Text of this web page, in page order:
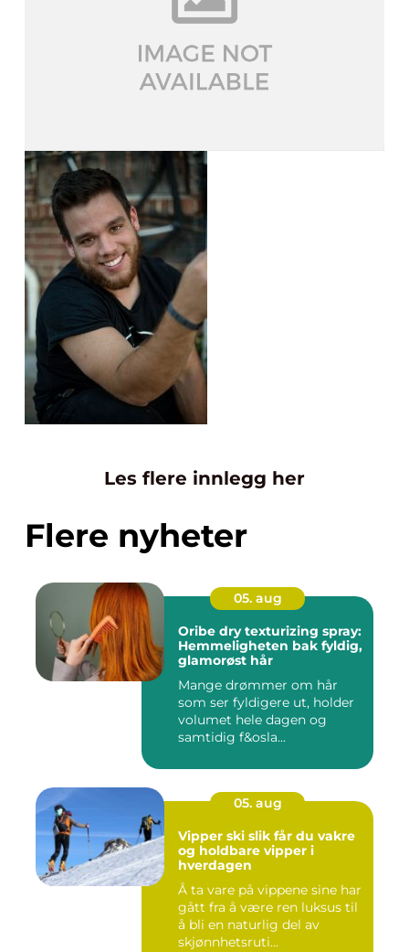
Les flere innlegg her
Flere nyheter
05. aug
Oribe dry texturizing spray:
Hemmeligheten bak fyldig,
glamorøst hår
Mange drømmer om hår
som ser fyldigere ut, holder
volumet hele dagen og
samtidig f&osla...
05. aug
Vipper ski slik får du vakre
og holdbare vipper i
hverdagen
Å ta vare på vippene sine har
gått fra å være ren luksus til
å bli en naturlig del av
skjønnhetsruti...